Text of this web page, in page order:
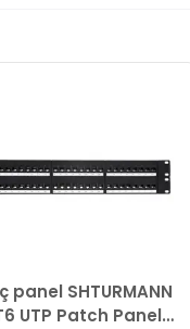
638034 modelini
varsa təcrübəli
638034 modeli ilə
qurmaq üçün email
panel SHTURMANN
UTP Patch Panel